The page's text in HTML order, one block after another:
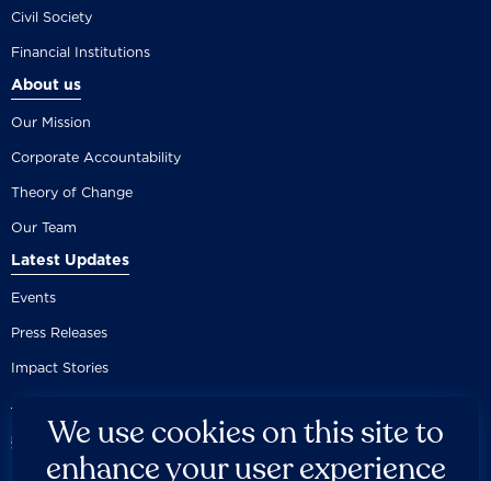
Civil Society
Financial Institutions
About us
Our Mission
Corporate Accountability
Theory of Change
Our Team
Latest Updates
Events
Press Releases
Impact Stories
We use cookies on this site to
enhance your user experience